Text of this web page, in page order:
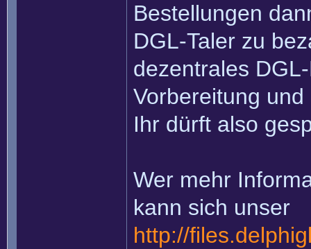
Bestellungen
DGL-Taler zu
dezentrales
Vorbereitung
Ihr dürft also
Wer mehr
kann sich unser
http://